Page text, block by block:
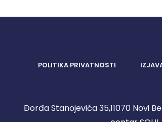
POLITIKA PRIVATNOSTI
Đorđa Stanojevića 35,11070 Novi